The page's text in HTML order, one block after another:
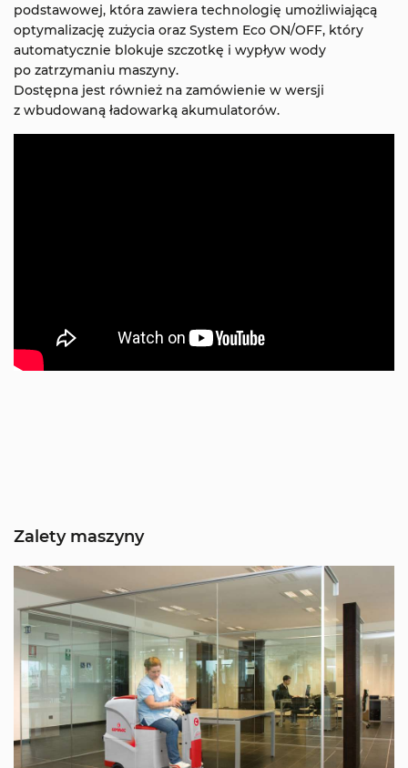
podstawowej, która zawiera technologię umożliwiającą
optymalizację zużycia oraz System Eco ON/OFF, który
automatycznie blokuje szczotkę i wypływ wody
po zatrzymaniu maszyny.
Dostępna jest również na zamówienie w wersji
z wbudowaną ładowarką akumulatorów.
Zalety maszyny